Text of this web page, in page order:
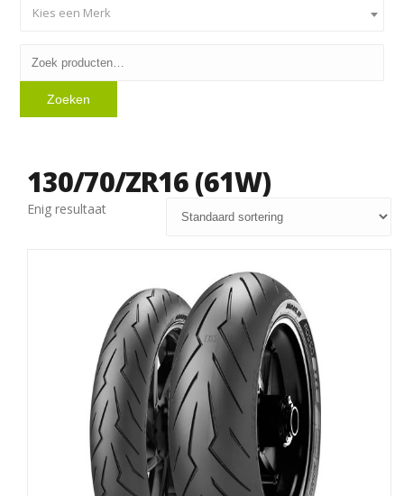
Kies een Merk
Zoeken
naar:
Zoeken
130/70/ZR16 (61W)
Enig resultaat